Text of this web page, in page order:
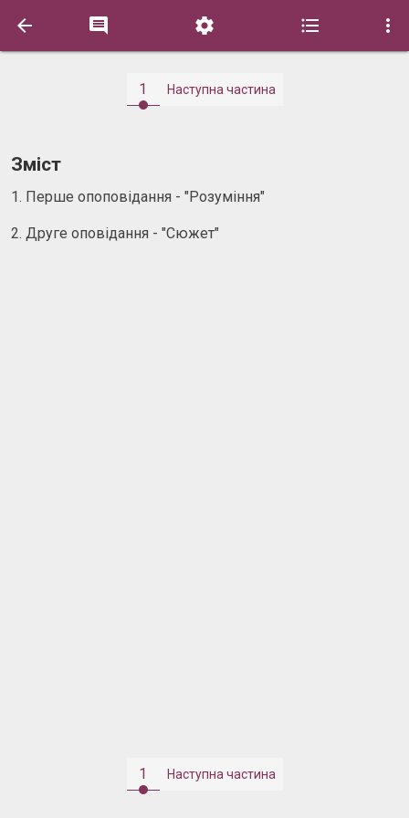
    
1 Наступна частина
Зміст
1. Перше опоповідання - "Розуміння"
2. Друге оповідання - "Сюжет"
1 Наступна частина